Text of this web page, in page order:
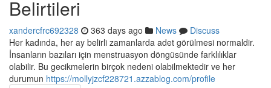
Belirtileri
xandercfrc692328 363 days ago News
Discuss
Her kadında, her ay belirli zamanlarda adet görülmesi normaldir.
İnsanların bazıları için menstruasyon döngüsünde farklılıklar
olabilir. Bu gecikmelerin birçok nedeni olabilmektedir ve her
durumun https://mollyjzcf228721.azzablog.com/profile